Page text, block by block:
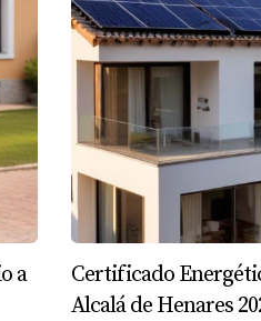
y funcionalidad. Este
en mantener el espacio
con este estilo puede incluir
que atrae a muchos
hogar. Utiliza
emocionalmente con
de vigas expuestas y
a
Certificado
Alcalá de Henares